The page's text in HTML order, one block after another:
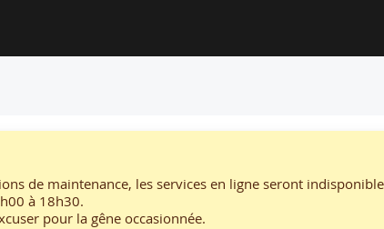
de maintenance, les services en ligne seront
à 18h30.
pour la gêne occasionnée.
retraite